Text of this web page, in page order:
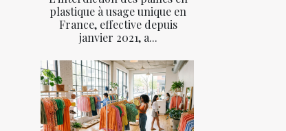
plastique à usage unique en
France, effective depuis
janvier 2021, a...